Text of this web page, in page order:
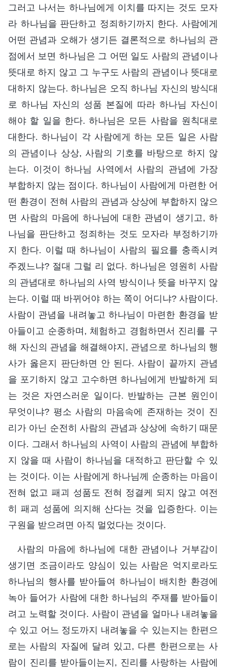
그러고 나서는 하나님에게 이치를 따지는 것도 모자
라 하나님을 판단하고 정죄하기까지 한다. 사람에게
어떤 관념과 오해가 생기든 결론적으로 하나님의 관
점에서 보면 하나님은 그 어떤 일도 사람의 관념이나
뜻대로 하지 않고 그 누구도 사람의 관념이나 뜻대로
대하지 않는다. 하나님은 오직 하나님 자신의 방식대
로 하나님 자신의 성품 본질에 따라 하나님 자신이
해야 할 일을 한다. 하나님은 모든 사람을 원칙대로
대한다. 하나님이 각 사람에게 하는 모든 일은 사람
의 관념이나 상상, 사람의 기호를 바탕으로 하지 않
는다. 이것이 하나님 사역에서 사람의 관념에 가장
부합하지 않는 점이다. 하나님이 사람에게 마련한 어
떤 환경이 전혀 사람의 관념과 상상에 부합하지 않으
면 사람의 마음에 하나님에 대한 관념이 생기고, 하
나님을 판단하고 정죄하는 것도 모자라 부정하기까
지 한다. 이럴 때 하나님이 사람의 필요를 충족시켜
주겠느냐? 절대 그럴 리 없다. 하나님은 영원히 사람
의 관념대로 하나님의 사역 방식이나 뜻을 바꾸지 않
는다. 이럴 때 바뀌어야 하는 쪽이 어디냐? 사람이다.
사람이 관념을 내려놓고 하나님이 마련한 환경을 받
아들이고 순종하며, 체험하고 경험하면서 진리를 구
해 자신의 관념을 해결해야지, 관념으로 하나님의 행
사가 옳은지 판단하면 안 된다. 사람이 끝까지 관념
을 포기하지 않고 고수하면 하나님에게 반발하게 되
는 것은 자연스러운 일이다. 반발하는 근본 원인이
무엇이냐? 평소 사람의 마음속에 존재하는 것이 진
리가 아닌 순전히 사람의 관념과 상상에 속하기 때문
이다. 그래서 하나님의 사역이 사람의 관념에 부합하
지 않을 때 사람이 하나님을 대적하고 판단할 수 있
는 것이다. 이는 사람에게 하나님께 순종하는 마음이
전혀 없고 패괴 성품도 전혀 정결케 되지 않고 여전
히 패괴 성품에 의지해 산다는 것을 입증한다. 이는
구원을 받으려면 아직 멀었다는 것이다.
사람의 마음에 하나님에 대한 관념이나 거부감이
생기면 조금이라도 양심이 있는 사람은 억지로라도
하나님의 행사를 받아들여 하나님이 배치한 환경에
녹아 들어가 사람에 대한 하나님의 주재를 받아들이
려고 노력할 것이다. 사람이 관념을 얼마나 내려놓을
수 있고 어느 정도까지 내려놓을 수 있는지는 한편으
로는 사람의 자질에 달려 있고, 다른 한편으로는 사
람이 진리를 받아들이는지, 진리를 사랑하는 사람에